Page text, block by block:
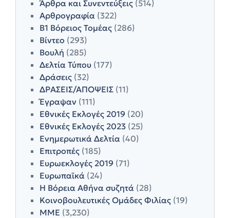
Άρθρα και Συνεντεύξεις (514)
Αρθρογραφία (322)
Β1 Βόρειος Τομέας (286)
Βίντεο (293)
Βουλή (285)
Δελτία Τύπου (177)
Δράσεις (32)
ΔΡΑΣΕΙΣ/ΑΠΟΨΕΙΣ (11)
Έγραψαν (111)
Εθνικές Εκλογές 2019 (20)
Εθνικές Εκλογές 2023 (25)
Ενημερωτικά Δελτία (40)
Επιτροπές (185)
Ευρωεκλογές 2019 (71)
Ευρωπαϊκά (24)
Η Βόρεια Αθήνα συζητά (28)
Κοινοβουλευτικές Ομάδες Φιλίας (19)
ΜΜΕ (3,230)